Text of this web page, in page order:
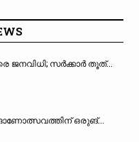
ജനവിധി; സർക്കാർ തൂത്...
ഓണോത്സവത്തിന് ഒരുങ്...